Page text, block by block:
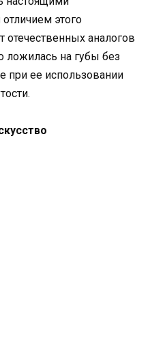
этого
отечественных аналогов
ложилась на губы без
при ее использовании